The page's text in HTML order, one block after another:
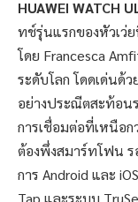
HUAWEI WATCH
ทช์รุ่นแรกของหัวเว่
โดย Francesca
ระดับโลก โดดเด่นด้
อย่างประณีตสะท้อ
การเชื่อมต่อที่เหนือก
ต้องพึ่งสมาร์ทโฟน
การ Android และ
Tap และระบบ